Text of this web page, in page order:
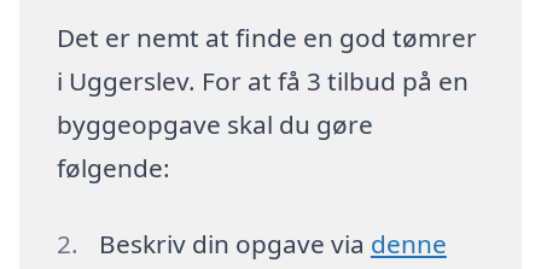
Det er nemt at finde en god tømrer
i Uggerslev. For at få 3 tilbud på en
byggeopgave skal du gøre
følgende:
Beskriv din opgave via denne